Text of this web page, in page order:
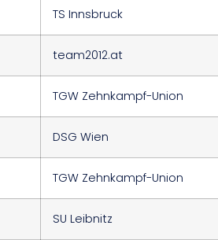
TS Innsbruck
team2012.at
TGW Zehnkampf-Union
DSG Wien
TGW Zehnkampf-Union
SU Leibnitz